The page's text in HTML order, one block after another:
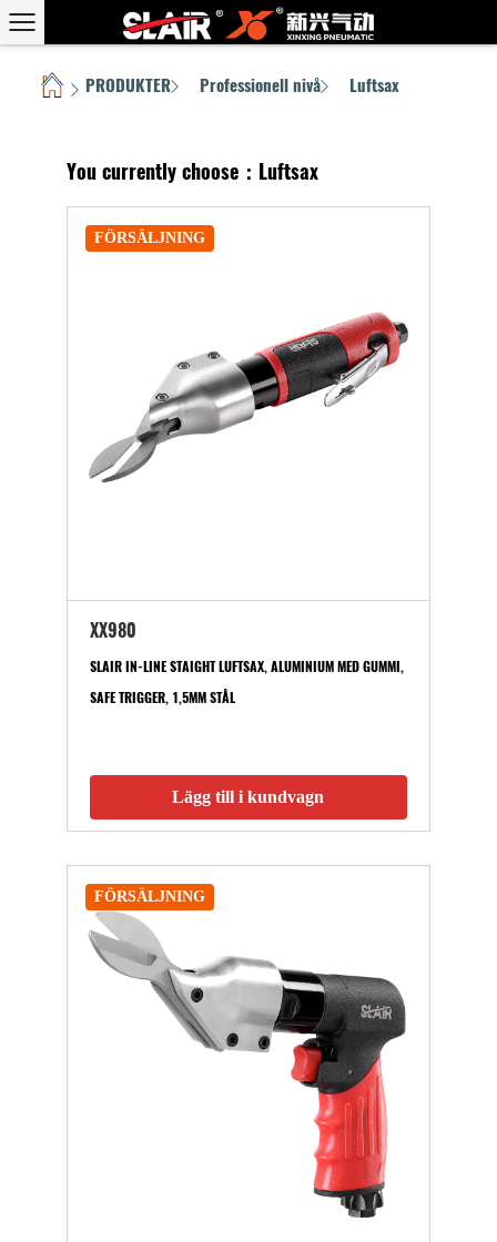
HEM PRODUKTER Professionell nivå Luftsax
You currently choose：Luftsax
FÖRSÄLJNING
XX980
SLAIR IN-LINE STAIGHT LUFTSAX, ALUMINIUM MED GUMMI,
SAFE TRIGGER, 1,5MM STÅL
Lägg till i kundvagn
FÖRSÄLJNING